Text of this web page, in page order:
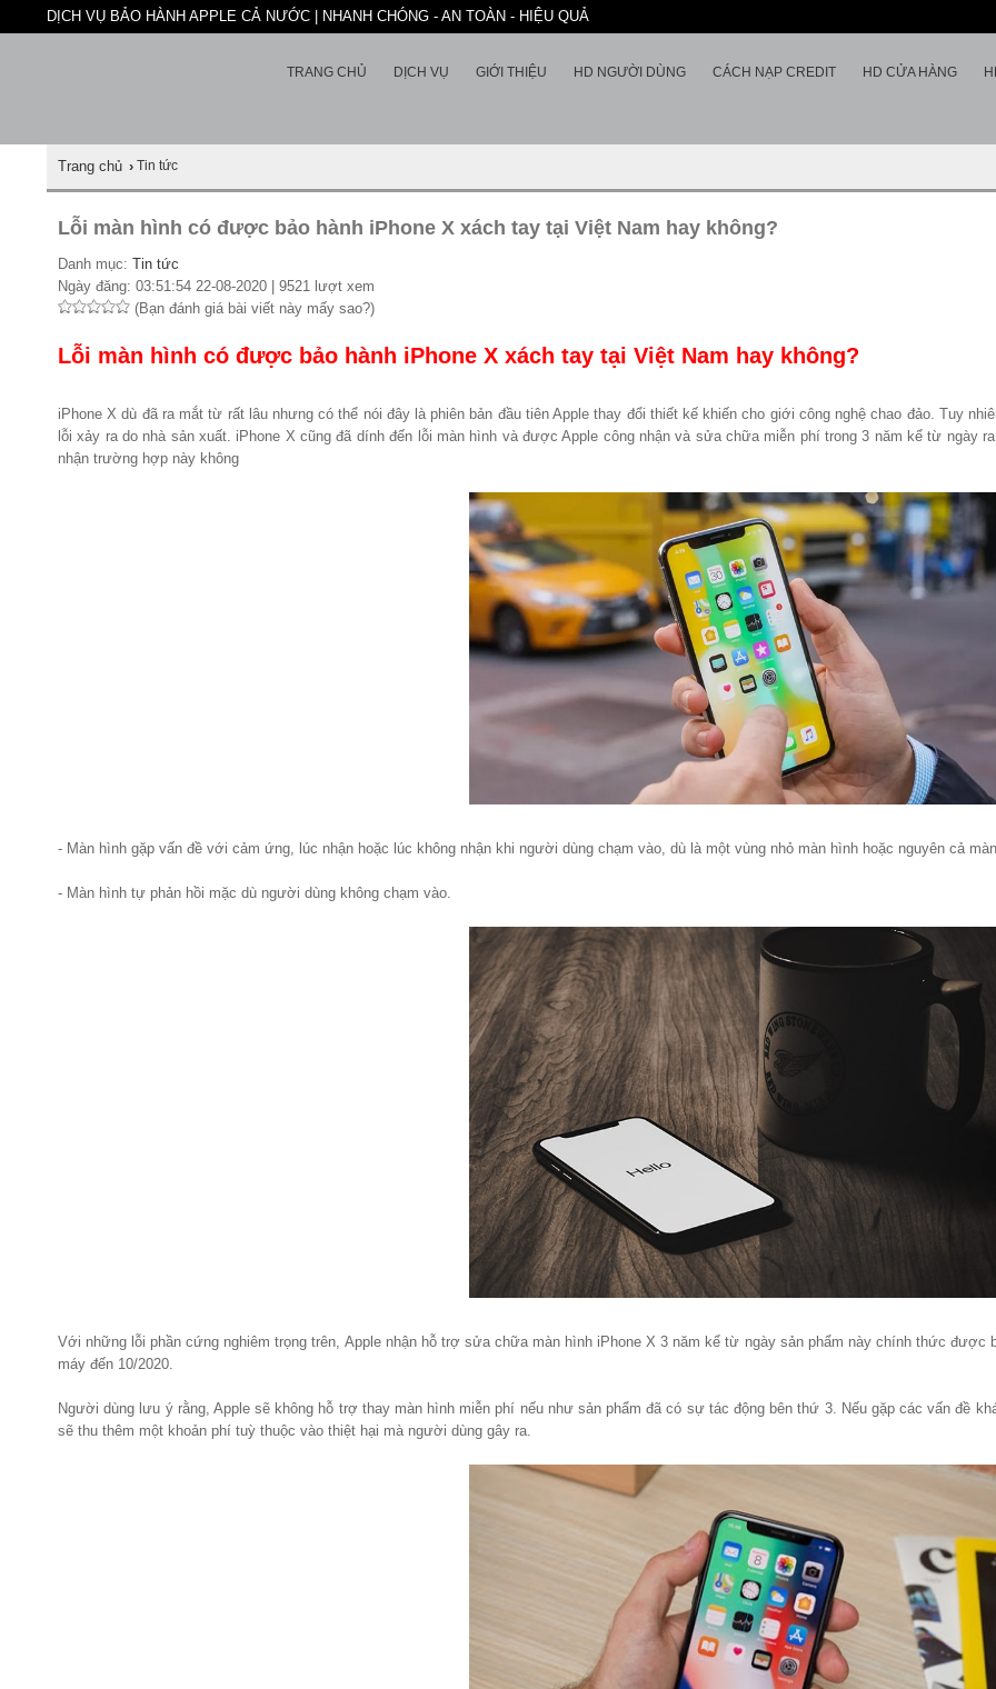
DỊCH VỤ BẢO HÀNH APPLE CẢ NƯỚC | NHANH CHÓNG - AN TOÀN - HIỆU QUẢ
TRANG CHỦ DỊCH VỤ GIỚI THIỆU HD NGƯỜI DÙNG CÁCH NẠP CREDIT HD CỬA HÀNG
Trang chủ › Tin tức
Lỗi màn hình có được bảo hành iPhone X xách tay tại Việt Nam hay không?
Danh mục: Tin tức
Ngày đăng: 03:51:54 22-08-2020 | 9521 lượt xem
(Bạn đánh giá bài viết này mấy sao?)
Lỗi màn hình có được bảo hành iPhone X xách tay tại Việt Nam hay không?
iPhone X dù đã ra mắt từ rất lâu nhưng có thể nói đây là phiên bản đầu tiên Apple thay đổi thiết kế khiến cho giới công nghệ chao đảo. Tuy
lỗi xảy ra do nhà sản xuất. iPhone X cũng đã dính đến lỗi màn hình và được Apple công nhận và sửa chữa miễn phí trong 3 năm kể từ ngày
nhận trường hợp này không
- Màn hình gặp vấn đề với cảm ứng, lúc nhận hoặc lúc không nhận khi người dùng chạm vào, dù là một vùng nhỏ màn hình hoặc nguyên cả
- Màn hình tự phản hồi mặc dù người dùng không chạm vào.
Với những lỗi phần cứng nghiêm trọng trên, Apple nhận hỗ trợ sửa chữa màn hình iPhone X 3 năm kể từ ngày sản phẩm này chính thức
máy đến 10/2020.
Người dùng lưu ý rằng, Apple sẽ không hỗ trợ thay màn hình miễn phí nếu như sản phẩm đã có sự tác động bên thứ 3. Nếu gặp các vấn đề
sẽ thu thêm một khoản phí tuỳ thuộc vào thiệt hại mà người dùng gây ra.